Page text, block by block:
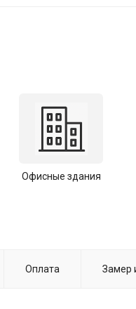
Офисные здания
Оплата Замер